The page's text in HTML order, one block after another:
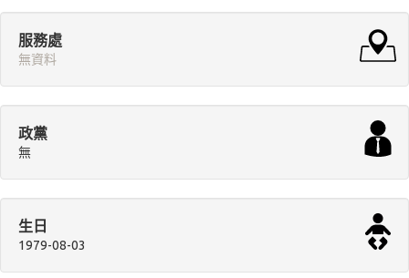
服務處
無資料
政黨
無
生日
1979-08-03